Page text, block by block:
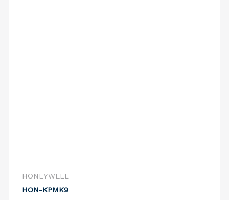
HONEYWELL
HON-KPMK9